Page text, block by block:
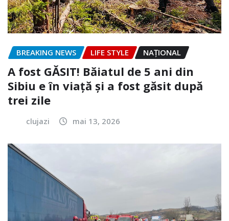
BREAKING NEWS LIFE STYLE NAŢIONAL
A fost GĂSIT! Băiatul de 5 ani din
Sibiu e în viață și a fost găsit după
trei zile
clujazi mai 13, 2026